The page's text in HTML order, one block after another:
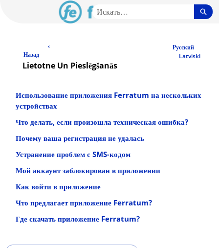
‹
Назад
Русский
Latviski
Lietotne Un Pieslēgšanās
Использование приложения Ferratum на нескольких
устройствах
Что делать, если произошла техническая ошибка?
Почему ваша регистрация не удалась
Устранение проблем с SMS-кодом
Мой аккаунт заблокирован в приложении
Как войти в приложение
Что предлагает приложение Ferratum?
Где скачать приложение Ferratum?